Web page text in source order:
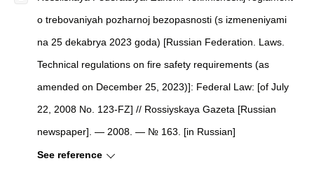
o trebovaniyah pozharnoj bezopasnosti (s izmeneniyami
na 25 dekabrya 2023 goda) [Russian Federation. Laws.
Technical regulations on fire safety requirements (as
amended on December 25, 2023)]: Federal Law: [of July
22, 2008 No. 123-FZ] // Rossiyskaya Gazeta [Russian
newspaper]. — 2008. — № 163. [in Russian]
See reference